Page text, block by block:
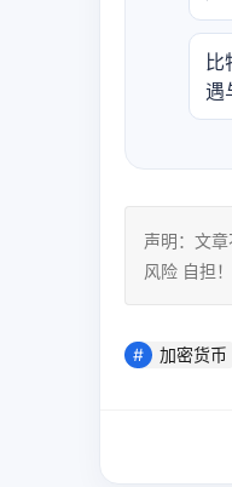
遇
声明：文
风险 自担
加密货币